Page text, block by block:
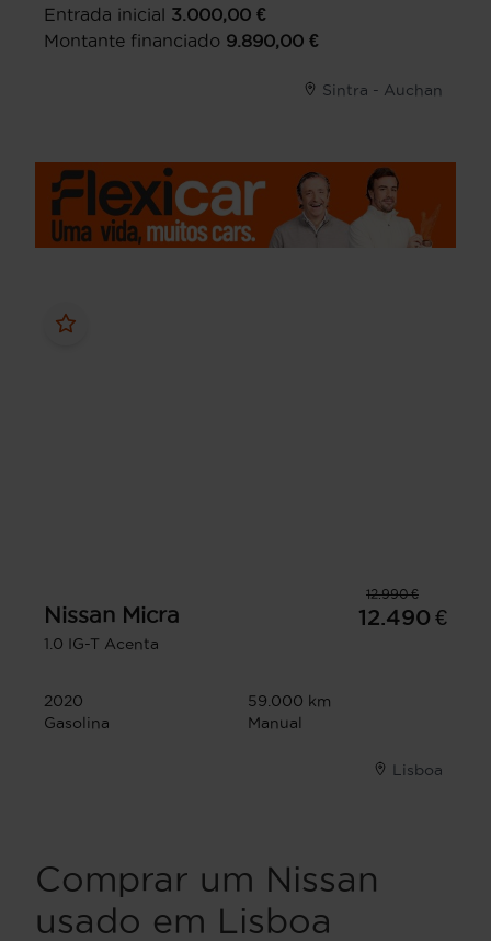
Entrada inicial 3.000,00 €
Montante financiado 9.890,00 €
Sintra - Auchan
12.990 €
Nissan Micra
1.0 IG-T Acenta
12.490 €
2020
59.000 km
Gasolina
Manual
Lisboa
Comprar um Nissan
usado em Lisboa